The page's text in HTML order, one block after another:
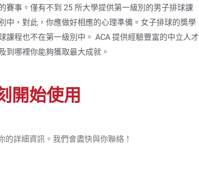
賽事。僅有不到 25 所大學提供第一級別的男子排球課
中，對此，你應做好相應的心理準備。女子排球的獎學
課程也不在第一級別中。 ACA 提供經驗豐富的中立人才
到哪裡你能夠獲取最大成就。
開始使用
的詳細資訊。我們會盡快與你聯絡！